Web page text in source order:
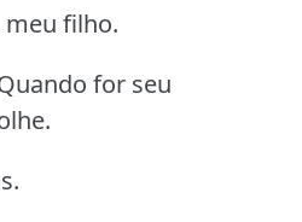
meu filho.
for seu